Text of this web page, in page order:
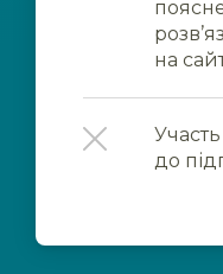
на
до